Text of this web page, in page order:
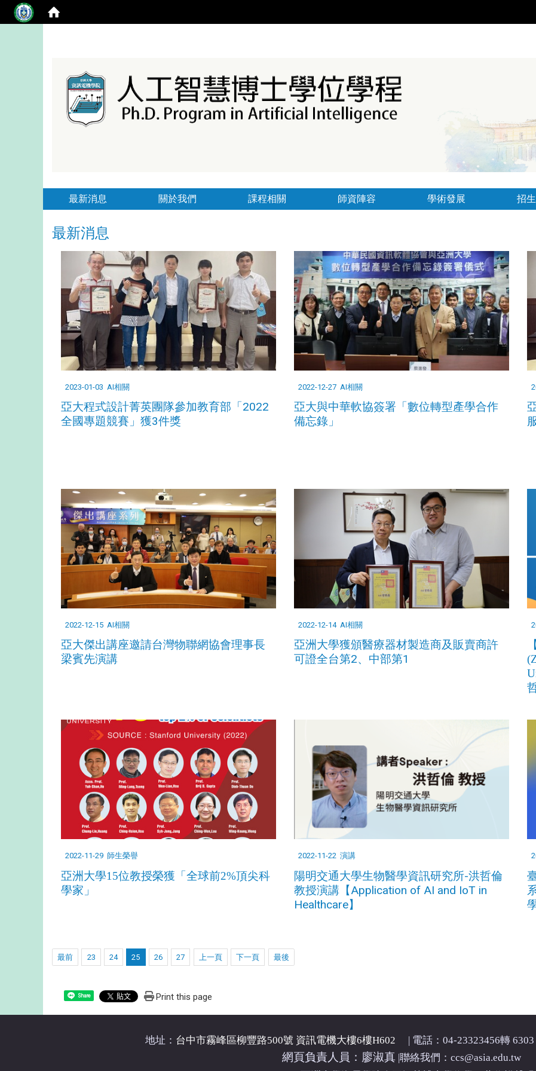
最新消息 關於我們 課程相關 師資陣容 學術發展 招
最新消息
2023-01-03 AI相關
亞大程式設計菁英團隊參加教育部「2022
全國專題競賽」獲3件獎
2022-12-27 AI相關
亞大與中華軟協簽署「數位轉型產學合作
備忘錄」
2022-12-15 AI相關
亞大傑出講座邀請台灣物聯網協會理事長
梁賓先演講
2022-12-14 AI相關
亞洲大學獲頒醫療器材製造商及販賣商許
可證全台第2、中部第1
2022-11-29 師生榮譽
亞洲大學15位教授榮獲「全球前2%頂尖科
學家」
2022-11-22 演講
陽明交通大學生物醫學資訊研究所-洪哲倫
教授演講【Application of AI and IoT in
Healthcare】
最前 23 24 25 26 27 上一頁 下一頁 最後
Share Print this page
地址： 台中市霧峰區柳豐路500號 資訊電機大樓6樓H602 | 電話：04-23323456轉
網頁負責人員：廖淑真 |聯絡我們：ccs@asia.edu.tw